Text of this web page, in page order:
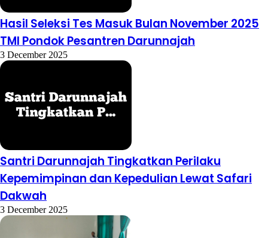
Hasil Seleksi Tes Masuk Bulan November 2025
TMI Pondok Pesantren Darunnajah
3 December 2025
Santri Darunnajah Tingkatkan Perilaku
Kepemimpinan dan Kepedulian Lewat Safari
Dakwah
3 December 2025